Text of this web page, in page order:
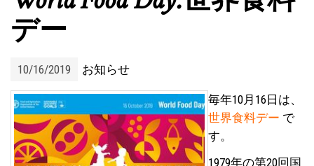
デー
10/16/2019 お知らせ
毎年10月16日は、
世界食料デー で
す。
1979年の第20回国